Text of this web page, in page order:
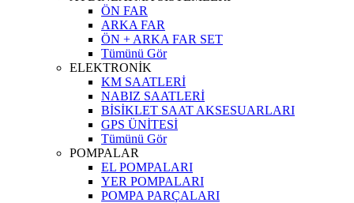
ÖN FAR
ARKA FAR
ÖN + ARKA FAR SET
Tümünü Gör
ELEKTRONİK
KM SAATLERİ
NABIZ SAATLERİ
BİSİKLET SAAT AKSESUARLARI
GPS ÜNİTESİ
Tümünü Gör
POMPALAR
EL POMPALARI
YER POMPALARI
POMPA PARÇALARI